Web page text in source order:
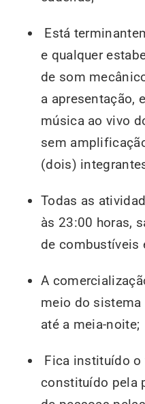
Está
e qualquer
de som
a apresentação,
música ao vivo
sem
(dois)
Todas as
às 23:00 horas,
de combustíveis
A
meio do sistema
até a meia-noite;
Fica instituído o
constituído pela